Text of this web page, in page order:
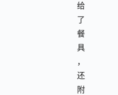
给
了
餐
具
，
还
附